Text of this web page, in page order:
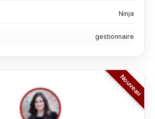
Ninja
gestionnaire